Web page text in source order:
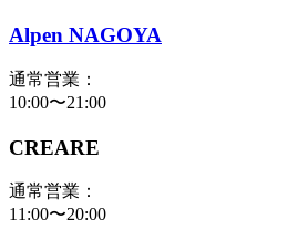
Alpen NAGOYA
通常営業：
10:00〜21:00
CREARE
通常営業：
11:00〜20:00